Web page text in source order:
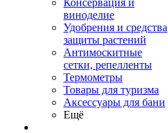
Консервация и
виноделие
Удобрения и средства
защиты растений
Антимоскитные
сетки, репелленты
Термометры
Товары для туризма
Аксессуары для бани
Ещё